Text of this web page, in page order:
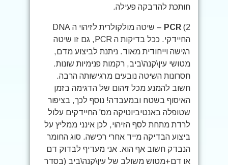
חותכת להדבקה פעילה.
2)
PCR
– שיטה מולקולרית לזיהוי ה DNA
החיידקי. ככל בדיקות ה PCR, גם זו שיטה
רגישה וייחודית מאוד. ניתנת לביצוע מדם,
מטושי עין\קנה\ביב, רקמות פנימיות שונות.
חסרונות השיטה נובעים מרגישותה הרבה.
חשוב להמנע מכל זיהום של הדגימה בזמן
האיסוף בשטח ובמעבדה! נוסף לכך, בציפור
שטופלה באנטיביוטיקה מס' החיידקים עלול
לרדת מתחת לסף הזיהוי, לכן אינני ממליץ על
ביצוע הבדיקה מייד אחרי רכישה. סוג החומר
הנבדק חשוב אף הוא. אני מעדיף לבדוק דם
או דם+מטוש משולב של עין\קנה\ביב (בסדר